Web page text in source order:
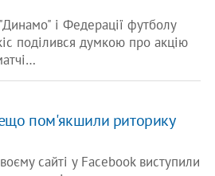
і Федерації футболу
поділився думкою про акцію
пом'якшили риторику
сайті у Facebook виступили